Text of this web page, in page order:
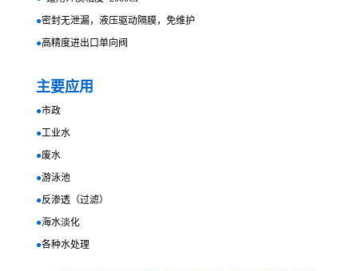
●密封无泄漏，液压驱动隔膜，免维护
●高精度进出口单向阀
主要应用
●市政
●工业水
●废水
●游泳池
●反渗透（过滤）
●海水淡化
●各种水处理